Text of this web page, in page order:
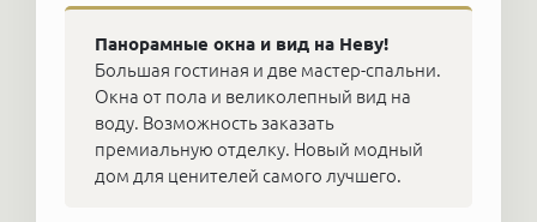
Панорамные окна и вид на Неву!
Большая гостиная и две мастер-спальни.
Окна от пола и великолепный вид на
воду. Возможность заказать
премиальную отделку. Новый модный
дом для ценителей самого лучшего.